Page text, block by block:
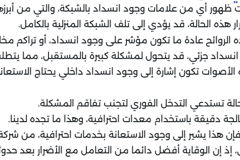
ظهور أي من علامات وجود انسداد بالشبكة، والتي من
هذه الحالة، قد يؤدي إلى تلف الشبكة المنزلية بالكامل.
عادة ما تكون مؤشر على وجود انسداد، أو تراكم
جزئي، قد يتحول لمشكلة كبيرة بالمستقبل، مما
تكون إشارة إلى وجود انسداد داخلي يحتاج
تستدعي التدخل الفوري لتجنب تفاقم المشكلة.
دقيقة باستخدام معدات احترافية، وهذا ما تجده لدينا.
يشير إلى وجود الاستعانة بخدمات احترافية، من شركة
إذ إن الوقاية أفضل دائما من التعامل مع الأضرار بعد